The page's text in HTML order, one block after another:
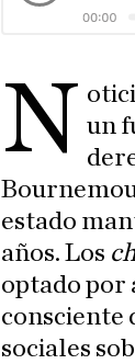
N un
estado
años. Los
optado por
consciente
sociales